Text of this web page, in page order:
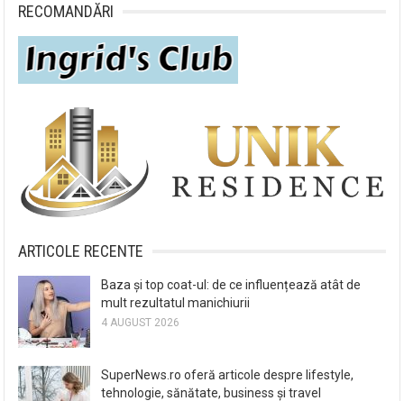
RECOMANDĂRI
ARTICOLE RECENTE
Baza și top coat-ul: de ce influențează atât de
mult rezultatul manichiurii
4 AUGUST 2026
SuperNews.ro oferă articole despre lifestyle,
tehnologie, sănătate, business și travel